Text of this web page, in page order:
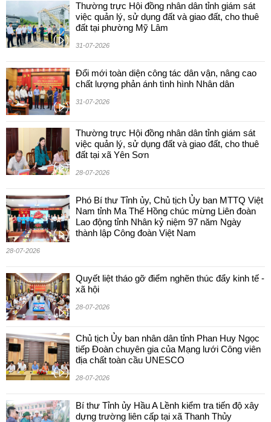
Thường trực Hội đồng nhân dân tỉnh giám sát
việc quản lý, sử dụng đất và giao đất, cho thuê
đất tại phường Mỹ Lâm
31-07-2026
Đổi mới toàn diện công tác dân vận, nâng cao
chất lượng phản ánh tình hình Nhân dân
31-07-2026
Thường trực Hội đồng nhân dân tỉnh giám sát
việc quản lý, sử dụng đất và giao đất, cho thuê
đất tại xã Yên Sơn
28-07-2026
Phó Bí thư Tỉnh ủy, Chủ tịch Ủy ban MTTQ Việt
Nam tỉnh Ma Thế Hồng chúc mừng Liên đoàn
Lao động tỉnh Nhân kỷ niệm 97 năm Ngày
thành lập Công đoàn Việt Nam
28-07-2026
Quyết liệt tháo gỡ điểm nghẽn thúc đẩy kinh tế -
xã hội
28-07-2026
Chủ tịch Ủy ban nhân dân tỉnh Phan Huy Ngọc
tiếp Đoàn chuyên gia của Mạng lưới Công viên
địa chất toàn cầu UNESCO
28-07-2026
Bí thư Tỉnh ủy Hầu A Lềnh kiểm tra tiến độ xây
dựng trường liên cấp tại xã Thanh Thủy